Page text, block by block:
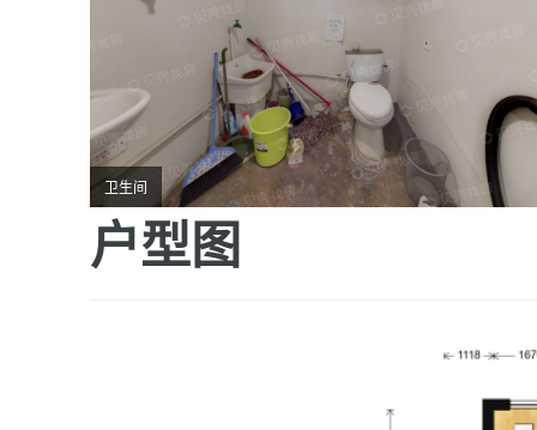
卫生间
户型图